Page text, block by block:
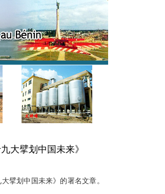
大擘划中国未来》
擘划中国未来》的署名文章。